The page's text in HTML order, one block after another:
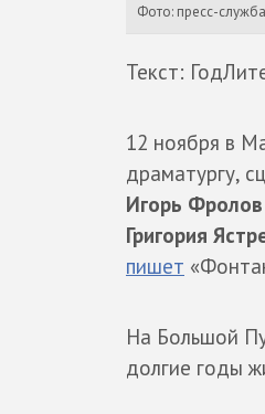
Фото: пресс-
Текст:
12 ноября в
драматургу,
Игорь Фролов
Григория
пишет
На Большой
долгие годы